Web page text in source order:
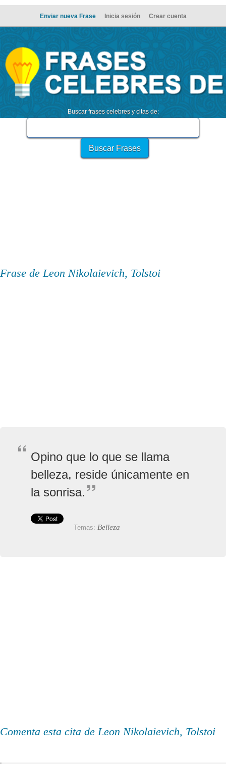
Enviar nueva Frase Inicia sesión Crear cuenta
Buscar frases celebres y citas de:
Frase de Leon Nikolaievich, Tolstoi
Opino que lo que se llama
belleza, reside únicamente en
la sonrisa.
Temas: Belleza
Comenta esta cita de Leon Nikolaievich, Tolstoi